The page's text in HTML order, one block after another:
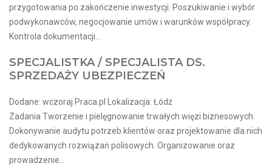
przygotowania po zakończenie inwestycji. Poszukiwanie i wybór
podwykonawców, negocjowanie umów i warunków współpracy.
Kontrola dokumentacji...
SPECJALISTKA / SPECJALISTA DS.
SPRZEDAŻY UBEZPIECZEŃ
Dodane: wczoraj Praca.pl Lokalizacja: Łódź
Zadania Tworzenie i pielęgnowanie trwałych więzi biznesowych.
Dokonywanie audytu potrzeb klientów oraz projektowanie dla nich
dedykowanych rozwiązań polisowych. Organizowanie oraz
prowadzenie...